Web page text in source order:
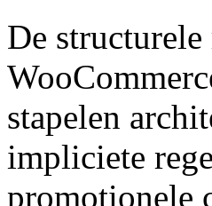
De
stapelen
impliciete
promotionele